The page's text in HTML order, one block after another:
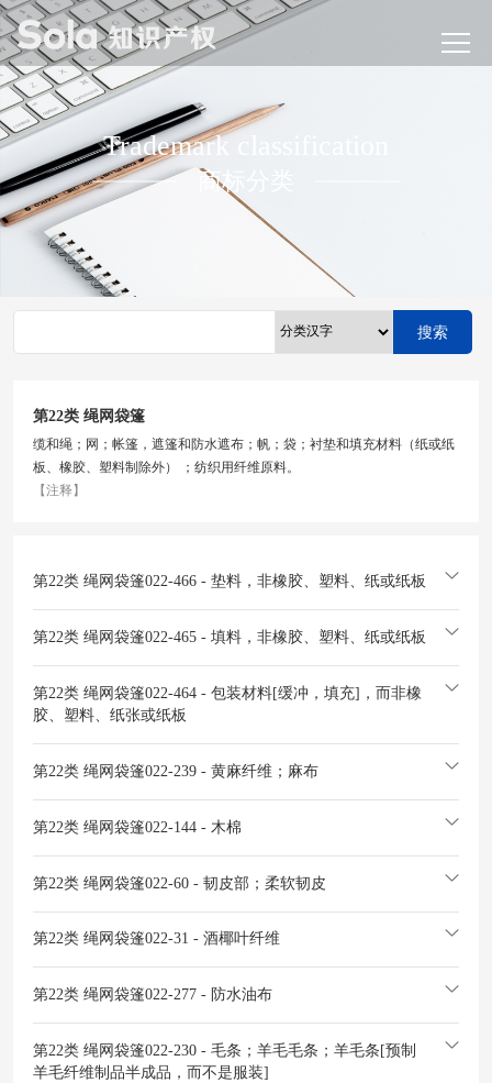
Trademark classification
商标分类
搜索
第22类 绳网袋篷
缆和绳；网；帐篷，遮篷和防水遮布；帆；袋；衬垫和填充材料（纸或纸
板、橡胶、塑料制除外） ；纺织用纤维原料。
【注释】
第22类 绳网袋篷022-466 - 垫料，非橡胶、塑料、纸或纸板
第22类 绳网袋篷022-465 - 填料，非橡胶、塑料、纸或纸板
第22类 绳网袋篷022-464 - 包装材料[缓冲，填充]，而非橡
胶、塑料、纸张或纸板
第22类 绳网袋篷022-239 - 黄麻纤维；麻布
第22类 绳网袋篷022-144 - 木棉
第22类 绳网袋篷022-60 - 韧皮部；柔软韧皮
第22类 绳网袋篷022-31 - 酒椰叶纤维
第22类 绳网袋篷022-277 - 防水油布
第22类 绳网袋篷022-230 - 毛条；羊毛毛条；羊毛条[预制
羊毛纤维制品半成品，而不是服装]